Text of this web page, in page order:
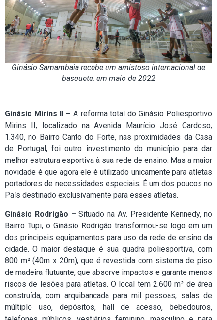
Ginásio Samambaia recebe um amistoso internacional de
basquete, em maio de 2022
Ginásio Mirins II –A reforma total do Ginásio Poliesportivo
Mirins II, localizado na Avenida Maurício José Cardoso,
1.340, no Bairro Canto do Forte, nas proximidades da Casa
de Portugal, foi outro investimento do município para dar
melhor estrutura esportiva à sua rede de ensino. Mas a maior
novidade é que agora ele é utilizado unicamente para atletas
portadores de necessidades especiais. É um dos poucos no
País destinado exclusivamente para esses atletas.
Ginásio Rodrigão –Situado na Av. Presidente Kennedy, no
Bairro Tupi, o Ginásio Rodrigão transformou-se logo em um
dos principais equipamentos para uso da rede de ensino da
cidade. O maior destaque é sua quadra poliesportiva, com
800 m² (40m x 20m), que é revestida com sistema de piso
de madeira flutuante, que absorve impactos e garante menos
riscos de lesões para atletas. O local tem 2.600 m² de área
construída, com arquibancada para mil pessoas, salas de
múltiplo uso, depósitos, hall de acesso, bebedouros,